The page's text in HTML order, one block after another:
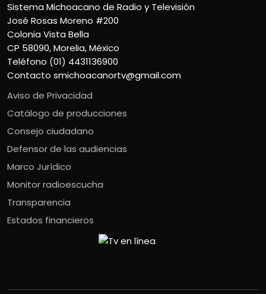
Sistema Michoacano de Radio y Televisión
José Rosas Moreno #200
Colonia Vista Bella
CP 58090, Morelia, México
Teléfono (01) 4431136900
Contacto smichoacanortv@gmail.com
Aviso de Privacidad
Catálogo de producciones
Consejo ciudadano
Defensor de las audiencias
Marco Jurídico
Monitor radioescucha
Transparencia
Estados financieros